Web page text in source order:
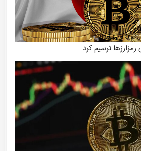
ترسیم کرد